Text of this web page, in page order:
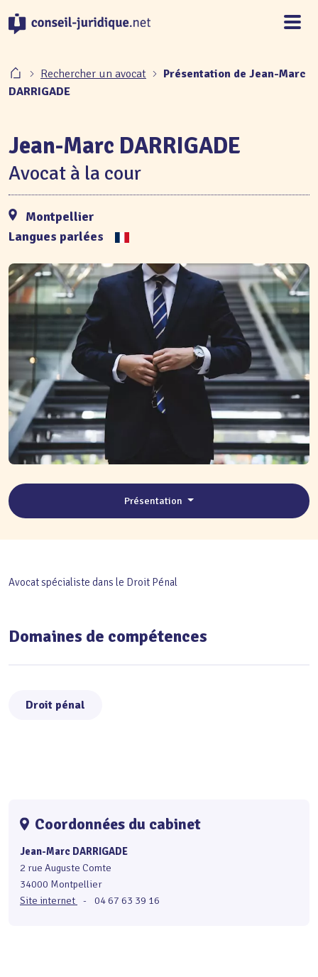
Rechercher un avocat
Présentation de Jean-Marc
DARRIGADE
Jean-Marc DARRIGADE
Avocat à la cour
Montpellier
Langues parlées
Présentation
Avocat spécialiste dans le Droit Pénal
Domaines de compétences
Droit pénal
Coordonnées du cabinet
Jean-Marc DARRIGADE
2 rue Auguste Comte
34000 Montpellier
Site internet
- 04 67 63 39 16